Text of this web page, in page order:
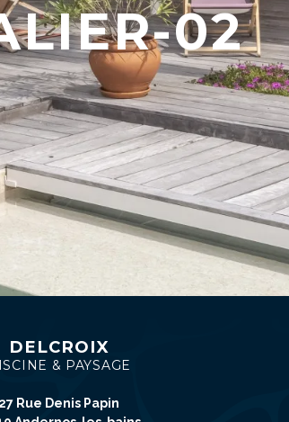
02
DELCROIX
& PAYSAGE
27 Rue Denis Papin